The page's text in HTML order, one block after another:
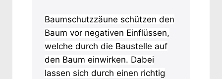
Baumschutzzäune schützen den
Baum vor negativen Einflüssen,
welche durch die Baustelle auf
den Baum einwirken. Dabei
lassen sich durch einen richtig